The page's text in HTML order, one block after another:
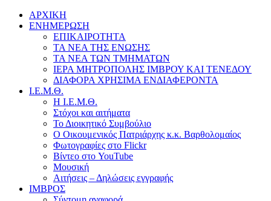
ΑΡΧΙΚΗ
ΕΝΗΜΕΡΩΣΗ
ΕΠΙΚΑΙΡΟΤΗΤΑ
ΤΑ ΝΕΑ ΤΗΣ ΕΝΩΣΗΣ
ΤΑ ΝΕΑ ΤΩΝ ΤΜΗΜΑΤΩΝ
ΙΕΡΑ ΜΗΤΡΟΠΟΛΗΣ ΙΜΒΡΟΥ ΚΑΙ ΤΕΝΕΔΟΥ
ΔΙΑΦΟΡΑ ΧΡΗΣΙΜΑ ΕΝΔΙΑΦΕΡΟΝΤΑ
Ι.Ε.Μ.Θ.
Η Ι.Ε.Μ.Θ.
Στόχοι και αιτήματα
Το Διοικητικό Συμβούλιο
Ο Οικουμενικός Πατριάρχης κ.κ. Βαρθολομαίος
Φωτογραφίες στο Flickr
Βίντεο στο YouTube
Μουσική
Αιτήσεις – Δηλώσεις εγγραφής
ΙΜΒΡΟΣ